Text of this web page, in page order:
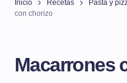
Inicio Recetas Pasta y
con chorizo
Macarrones